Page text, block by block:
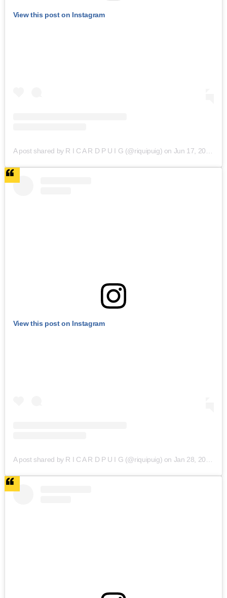
View this post on Instagram
A post shared by R I C A R D P U I G (@riquipuig) on Jun 17, 2019 at 1:12pm PDT
View this post on Instagram
A post shared by R I C A R D P U I G (@riquipuig) on Jan 28, 2016 at 1:00pm PST